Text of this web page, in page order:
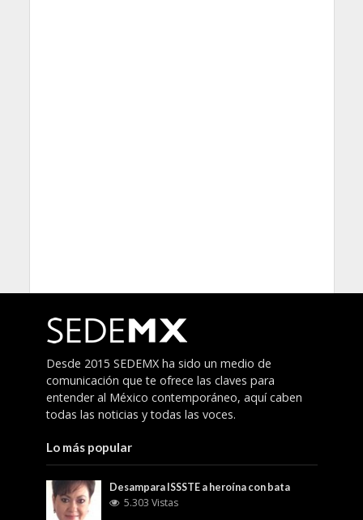
Desde 2015 SEDEMX ha sido un medio de
comunicación que te ofrece las claves para
entender al México contemporáneo, aquí caben
todas las noticias y todas las voces.
Lo más popular
Desampara ISSSTE a heroína con bata
5.303 Vistas